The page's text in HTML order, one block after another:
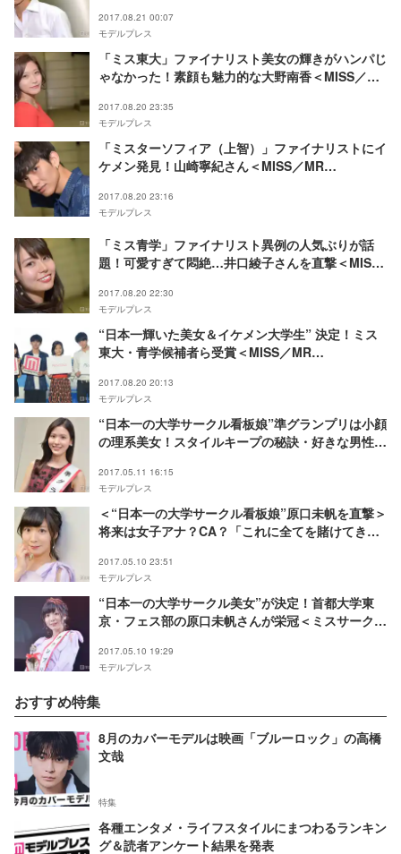
2017.08.21 00:07
モデルプレス
「ミス東大」ファイナリスト美女の輝きがハンパじ
ゃなかった！素顔も魅力的な大野南香＜MISS／MR
MVPインタビュー＞
2017.08.20 23:35
モデルプレス
「ミスターソフィア（上智）」ファイナリストにイ
ケメン発見！山崎寧紀さん＜MISS／MR
デルプレス」賞インタビュー＞
2017.08.20 23:16
モデルプレス
「ミス青学」ファイナリスト異例の人気ぶりが話
題！可愛すぎて悶絶…井口綾子さんを直撃＜MISS
陸「モデルプレス」賞インタビュー＞
2017.08.20 22:30
モデルプレス
“日本一輝いた美女＆イケメン大学生” 決定！ミス
東大・青学候補者ら受賞＜MISS／MR
2017.08.20 20:13
モデルプレス
“日本一の大学サークル看板娘”準グランプリは小顔
の理系美女！スタイルキープの秘訣・好きな男性
2017.05.11 16:15
モデルプレス
＜“日本一の大学サークル看板娘”原口未帆を直撃＞
将来は女子アナ？CA？「これに全てを賭けてき
2017.05.10 23:51
モデルプレス
“日本一の大学サークル美女”が決定！首都大学東
京・フェス部の原口未帆さんが栄冠＜ミスサークル
2017.05.10 19:29
モデルプレス
おすすめ特集
8月のカバーモデルは映画「ブルーロック」の高橋
文哉
特集
各種エンタメ・ライフスタイルにまつわるランキン
グ＆読者アンケート結果を発表